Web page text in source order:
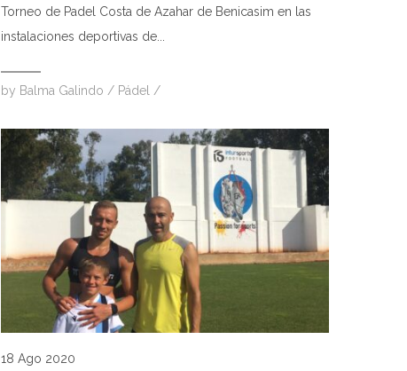
Torneo de Padel Costa de Azahar de Benicasim en las
instalaciones deportivas de...
by Balma Galindo / Pádel /
18 Ago 2020